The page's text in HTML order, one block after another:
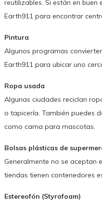
reutilizables. Si están en
Earth911 para encontrar
Pintura
Algunos programas
Earth911 para ubicar uno
Ropa usada
Algunas ciudades reciclan
o tapicería. También puedes
como cama para mascotas.
Bolsas plásticas de
Generalmente no se aceptan
tiendas tienen contenedores
Estereofón (Styrofoam)